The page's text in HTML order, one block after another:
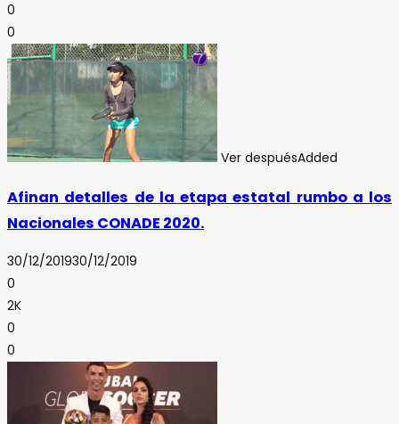
0
0
Ver despuésAdded
Afinan detalles de la etapa estatal rumbo a los
Nacionales CONADE 2020.
30/12/201930/12/2019
0
2K
0
0